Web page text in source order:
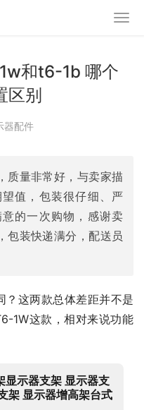
和t6-1b 哪个
区别
器配件
质量非常好，与卖家描
值，包装很仔细、严
的一次购物，感谢卖
包装快递满分，配送员
这两款总体差距并不是
1W这款，相对来说功能
显示器支架 显示器支
架 显示器增高架台式